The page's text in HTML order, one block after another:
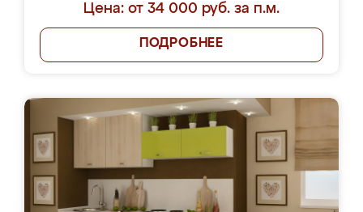
Цена: от 34 000 руб. за п.м.
ПОДРОБНЕЕ